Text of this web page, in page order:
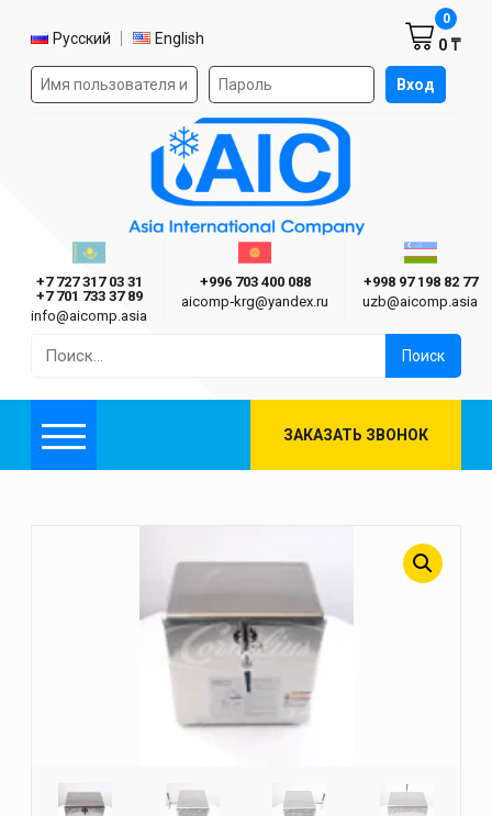
Выбор языка
Русский English
Форма авторизации на сайте Вход
0 ₸
0
Asia International Company
Казахстан г. Алматы
+7 727 317 03 31
+7 701 733 37 89
info@aicomp.asia
Киргизия г. Бишкек
+996 703 400 088
aicomp‑krg@yandex.ru
+998 97 198 82 77
uzb@aicomp.asia
Меню ЗАКАЗАТЬ ЗВОНОК